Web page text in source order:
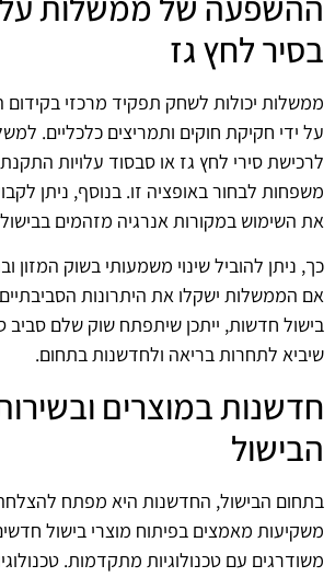
בסיר לחץ גז
ממשלות יכולות לשחק תפקיד מרכזי בקידום
על ידי חקיקת חוקים ותמריצים כלכליים.
לרכישת סירי לחץ גז או סבסוד עלויות
משפחות לבחור באופציה זו. בנוסף, ניתן
את השימוש במקורות אנרגיה מזהמים
כך, ניתן להוביל שינוי משמעותי בשוק המזון
אם הממשלות ישקלו את היתרונות הסביבתיים
בישול חדשות, ייתכן שיתפתח שוק שלם סביב
שיביא לתחרות בריאה ולחדשנות בתחום.
חדשנות במוצרים
הבישול
בתחום הבישול, החדשנות היא מפתח
משקיעות מאמצים בפיתוח מוצרי בישול
משודרגים עם טכנולוגיות מתקדמות.